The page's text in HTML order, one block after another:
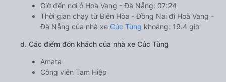
Giờ đến nơi ở Hoà Vang - Đà Nẵng: 07:24
Thời gian chạy từ Biên Hòa - Đồng Nai đi Hoà Vang -
Đà Nẵng của nhà xe Cúc Tùng khoảng: 19.4 giờ
d. Các điểm đón khách của nhà xe Cúc Tùng
Amata
Công viên Tam Hiệp